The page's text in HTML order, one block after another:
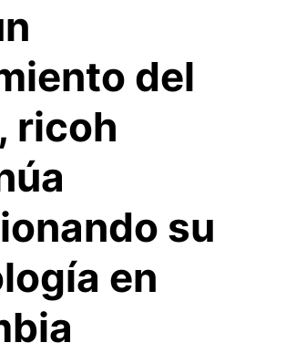
del
ricoh
su
en